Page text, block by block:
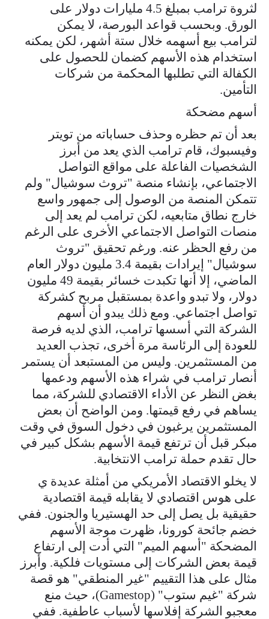
لثروة ترامب بمبلغ 4.5 مليارات دولار على
الورق. وبحسب قواعد البورصة، لا يمكن
لترامب بيع أسهمه خلال ستة أشهر، لكن يمكنه
استخدام هذه الأسهم كضمان للحصول على
الكفالة التي تطلبها المحكمة من شركات
التأمين.
أسهم مضحكة
بعد أن تم حظره وحذف حساباته من تويتر
وفيسبوك، قام ترامب الذي يعد من أبرز
الشخصيات الفاعلة على مواقع التواصل
الاجتماعي، بإنشاء منصة "تروث سوشيال" ولم
تتمكن المنصة من الوصول إلى جمهور واسع
خارج نطاق متابعيه، لكن ترامب لم يعد إلى
منصات التواصل الاجتماعي الأخرى على الرغم
من رفع الحظر عنه. ورغم تحقيق "تروث
سوشيال" إيرادات بقيمة 3.4 مليون دولار العام
الماضي، إلا أنها تكبدت خسائر بقيمة 49 مليون
دولار، ولا تبدو واعدة بمستقبل مربح كشركة
تواصل اجتماعي. ومع ذلك يبدو أن أسهم
الشركة التي أسسها ترامب، الذي لديه فرصة
للعودة إلى الرئاسة مرة أخرى، تجذب العديد
من المستثمرين. وليس من المستبعد أن يستمر
أنصار ترامب في شراء هذه الأسهم ودعمها
بغض النظر عن الأداء الاقتصادي للشركة، مما
يساهم في رفع قيمتها. ومن الواضح أن بعض
المستثمرين يرغبون في دخول السوق في وقت
مبكر قبل أن ترتفع قيمة الأسهم بشكل كبير في
حال تقدم حملة ترامب الانتخابية.
لا يخلو الاقتصاد الأمريكي من أمثلة عديدة ي
على هوس اقتصادي لا يقابله قيمة اقتصادية
حقيقية بل يصل إلى حد الهستيريا والجنون. ففي
خضم جائحة كورونا، ظهرت موجة الأسهم
المضحكة "أسهم الميم" التي أدت إلى ارتفاع
قيمة بعض الشركات إلى مستويات فلكية. وأبرز
مثال على هذا التقييم "غير المنطقي" هو قصة
شركة "غيم ستوب" (Gamestop)، حيث منع
معجبو الشركة إفلاسها لأسباب عاطفية. ففي